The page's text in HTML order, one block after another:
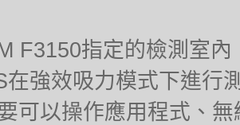
F3150指定的檢測室
在強效吸力模式下進行
可以操作應用程式、